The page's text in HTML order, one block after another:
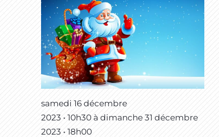
samedi 16 décembre
2023 • 10h30 à dimanche 31 décembre
2023 • 18h00